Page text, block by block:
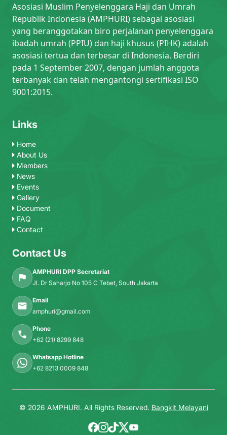
Asosiasi Muslim Penyelenggara Haji dan Umrah
Republik Indonesia (AMPHURI) sebagai asosiasi
yang beranggotakan biro perjalanan penyelenggara
ibadah umrah (PPIU) dan haji khusus (PIHK) adalah
asosiasi tertua dan terbesar di Indonesia. Berdiri
pada 1 September 2007, dengan jumlah anggota
terbanyak dan telah mengantongi sertifikasi ISO
9001:2015.
Links
Home
About Us
Members
News
Events
Gallery
Document
FAQ
Contact
Contact Us
AMPHURI DPP Secretariat
Jl. Dr Saharjo No 105 C Tebet, South Jakarta
Email
amphuri@gmail.com
Phone
+62 (21) 8299 848
Whatsapp Hotline
+62 8213 0009 848
© 2026 AMPHURI. All Rights Reserved. Bangkit Melayani